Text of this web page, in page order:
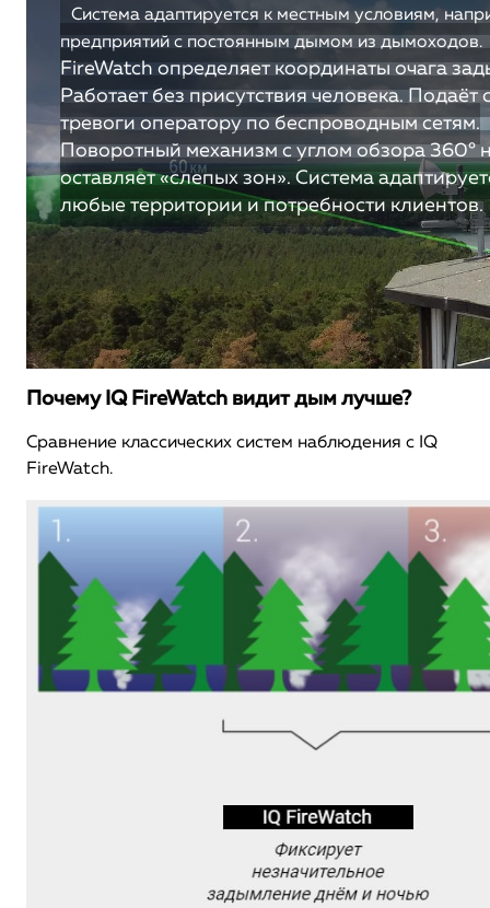
Система адаптируется к местным условиям,
предприятий с постоянным дымом из дымоходов.
FireWatch определяет координаты очага
Работает без присутствия человека. Подаёт
тревоги оператору по беспроводным сетям.
Поворотный механизм с углом обзора 360°
оставляет «слепых зон». Система
любые территории и потребности клиентов.
Почему IQ FireWatch видит дым лучше?
Сравнение классических систем наблюдения с IQ
FireWatch.